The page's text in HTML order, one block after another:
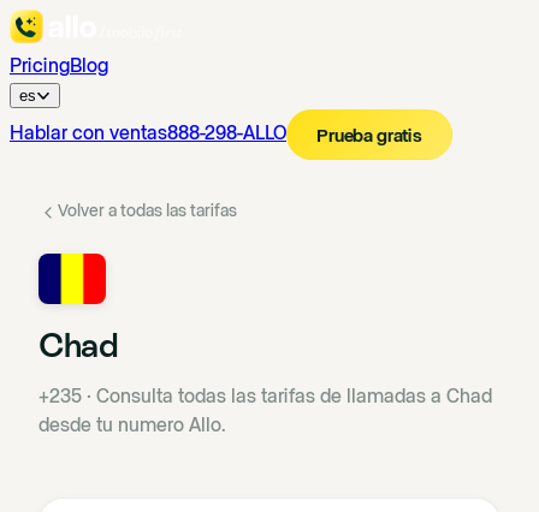
PricingBlog
es
Hablar con ventas888-298-ALLO Prueba gratis
Volver a todas las tarifas
Chad
+235 · Consulta todas las tarifas de llamadas a Chad
desde tu numero Allo.